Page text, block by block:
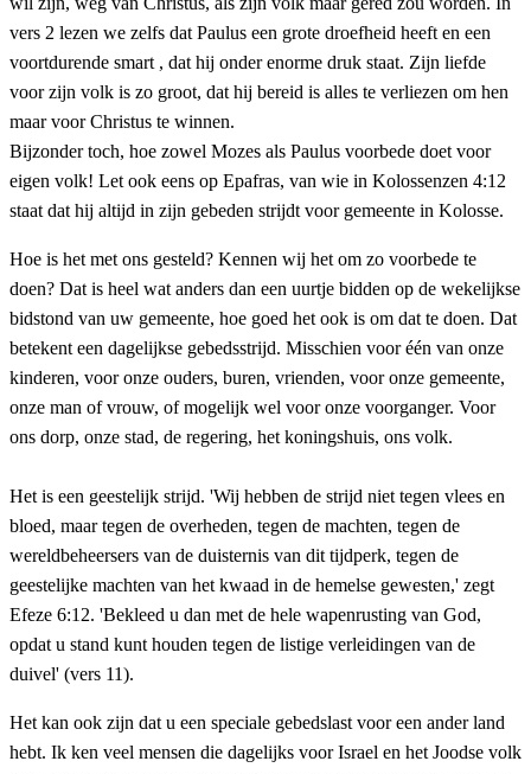
vers 2 lezen we zelfs dat Paulus een grote droefheid heeft en een
voortdurende smart , dat hij onder enorme druk staat. Zijn liefde
voor zijn volk is zo groot, dat hij bereid is alles te verliezen om hen
maar voor Christus te winnen.
Bijzonder toch, hoe zowel Mozes als Paulus voorbede doet voor
eigen volk! Let ook eens op Epafras, van wie in Kolossenzen 4:12
staat dat hij altijd in zijn gebeden strijdt voor gemeente in Kolosse.
Hoe is het met ons gesteld? Kennen wij het om zo voorbede te
doen? Dat is heel wat anders dan een uurtje bidden op de wekelijkse
bidstond van uw gemeente, hoe goed het ook is om dat te doen. Dat
betekent een dagelijkse gebedsstrijd. Misschien voor één van onze
kinderen, voor onze ouders, buren, vrienden, voor onze gemeente,
onze man of vrouw, of mogelijk wel voor onze voorganger. Voor
ons dorp, onze stad, de regering, het koningshuis, ons volk.
Het is een geestelijk strijd. 'Wij hebben de strijd niet tegen vlees en
bloed, maar tegen de overheden, tegen de machten, tegen de
wereldbeheersers van de duisternis van dit tijdperk, tegen de
geestelijke machten van het kwaad in de hemelse gewesten,' zegt
Efeze 6:12. 'Bekleed u dan met de hele wapenrusting van God,
opdat u stand kunt houden tegen de listige verleidingen van de
duivel' (vers 11).
Het kan ook zijn dat u een speciale gebedslast voor een ander land
hebt. Ik ken veel mensen die dagelijks voor Israel en het Joodse volk